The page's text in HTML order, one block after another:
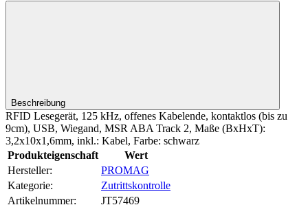
Beschreibung
RFID Lesegerät, 125 kHz, offenes Kabelende, kontaktlos (bis zu
9cm), USB, Wiegand, MSR ABA Track 2, Maße (BxHxT):
3,2x10x1,6mm, inkl.: Kabel, Farbe: schwarz
Produkteigenschaft
Wert
Hersteller:
PROMAG
Kategorie:
Zutrittskontrolle
Artikelnummer:
JT57469